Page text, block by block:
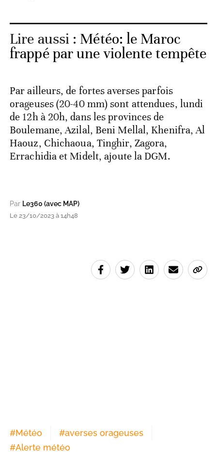
Lire aussi : Météo: le Maroc
frappé par une violente tempête
Par ailleurs, de fortes averses parfois
orageuses (20-40 mm) sont attendues, lundi
de 12h à 20h, dans les provinces de
Boulemane, Azilal, Beni Mellal, Khenifra, Al
Haouz, Chichaoua, Tinghir, Zagora,
Errachidia et Midelt, ajoute la DGM.
Par Le360 (avec MAP)
Le 23/10/2023 à 14h48
#Météo #averses orageuses
#Alerte météo